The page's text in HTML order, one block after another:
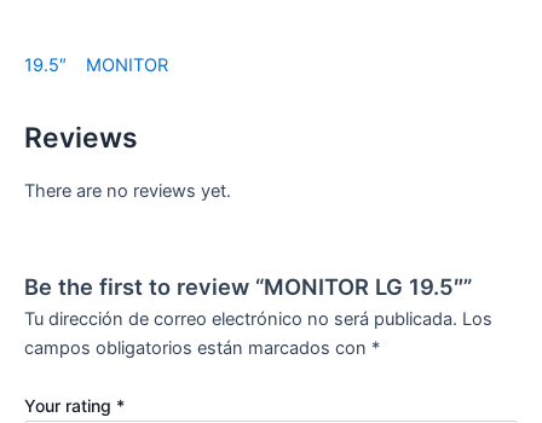
19.5″ MONITOR
Reviews
There are no reviews yet.
Be the first to review “MONITOR LG 19.5″”
Tu dirección de correo electrónico no será publicada. Los
campos obligatorios están marcados con *
Your rating *